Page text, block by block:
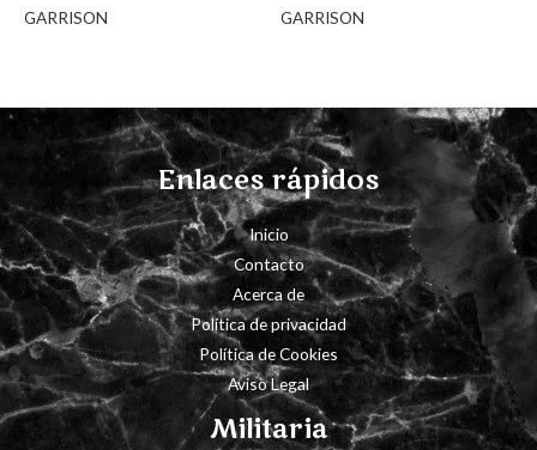
GARRISON
GARRISON
Enlaces rápidos
Inicio
Contacto
Acerca de
Política de privacidad
Política de Cookies
Aviso Legal
Militaria